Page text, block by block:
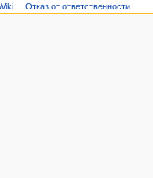
Отказ от ответственности